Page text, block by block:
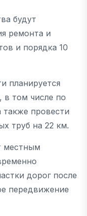
будут
ремонта и
и порядка 10
планируется
в том числе по
провести
труб на 22 км.
местным
дорог после
передвижение